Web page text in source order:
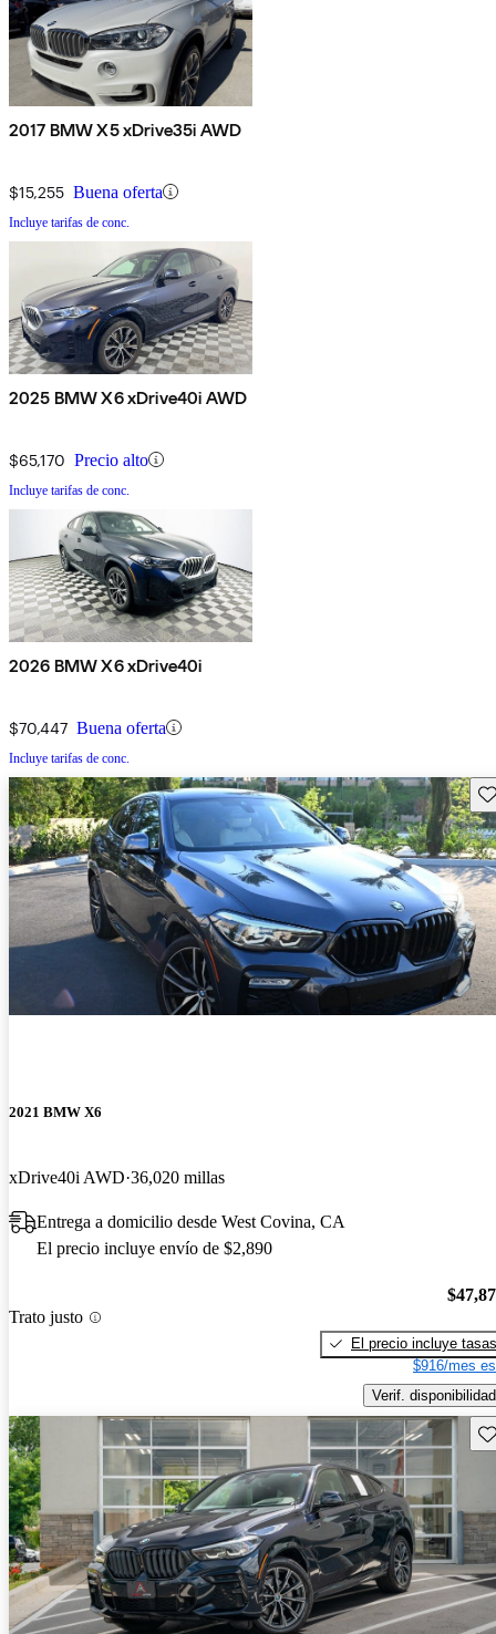
2017 BMW X5 xDrive35i AWD
$15,255 Buena oferta
Incluye tarifas de conc.
2025 BMW X6 xDrive40i AWD
$65,170 Precio alto
Incluye tarifas de conc.
2026 BMW X6 xDrive40i
$70,447 Buena oferta
Incluye tarifas de conc.
2021 BMW X6
xDrive40i AWD 36,020 millas
Entrega a domicilio desde West Covina, CA
El precio incluye envío de $2,890
Trato justo
El precio incluye tasas
$916/mes
Verif. disponibilidad